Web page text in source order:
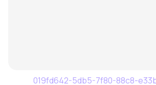
019fd642-5db5-7f80-88c8-